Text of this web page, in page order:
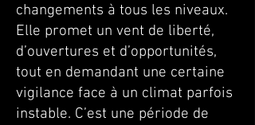
changements à tous les niveaux.
Elle promet un vent de liberté,
d’ouvertures et d’opportunités,
tout en demandant une certaine
vigilance face à un climat parfois
instable. C’est une période de